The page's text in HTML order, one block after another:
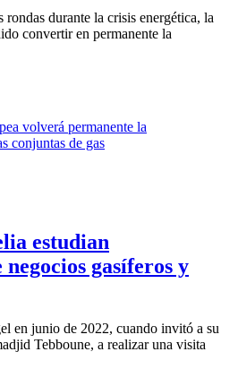
rondas durante la crisis energética, la
convertir en permanente la
estudian
gasíferos y
en junio de 2022, cuando invitó a su
Tebboune, a realizar una visita